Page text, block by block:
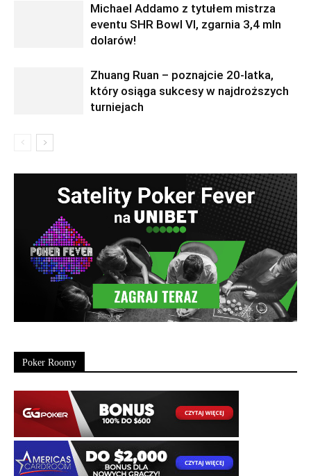
Michael Addamo z tytułem mistrza
eventu SHR Bowl VI, zgarnia 3,4 mln
dolarów!
Zhuang Ruan – poznajcie 20-latka,
który osiąga sukcesy w najdroższych
turniejach
Poker Roomy